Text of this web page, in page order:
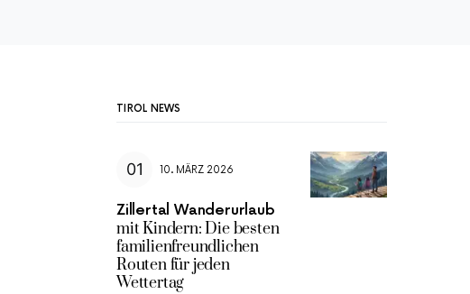
TIROL NEWS
10. MÄRZ 2026
Zillertal Wanderurlaub
mit Kindern: Die besten
familienfreundlichen
Routen für jeden
Wettertag